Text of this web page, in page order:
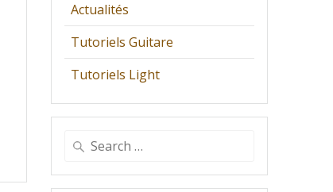
Actualités
Tutoriels Guitare
Tutoriels Light
Search